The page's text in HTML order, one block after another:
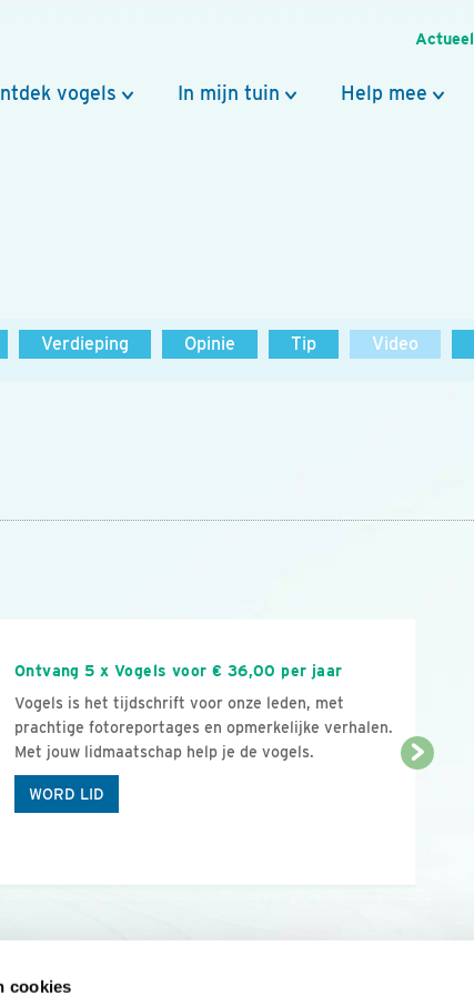
cookies
Actueel
vogels In mijn tuin Help mee
Verdieping Opinie Tip Video
Ontvang 5 x Vogels voor € 36,00 per jaar
Vogels is het tijdschrift voor onze leden, met
prachtige fotoreportages en opmerkelijke verhalen.
Met jouw lidmaatschap help je de vogels.
WORD LID